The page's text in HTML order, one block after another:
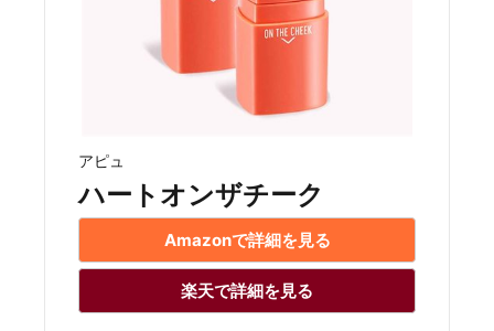
アピュ
ハートオンザチーク
Amazonで詳細を見る
楽天で詳細を見る